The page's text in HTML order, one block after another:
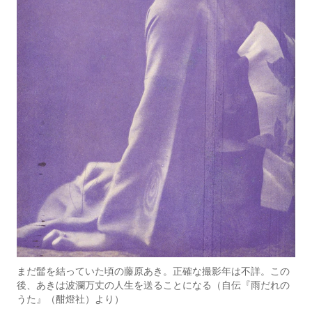
まだ髷を結っていた頃の藤原あき。正確な撮影年は不詳。この
後、あきは波瀾万丈の人生を送ることになる（自伝『雨だれの
うた』（酣燈社）より）